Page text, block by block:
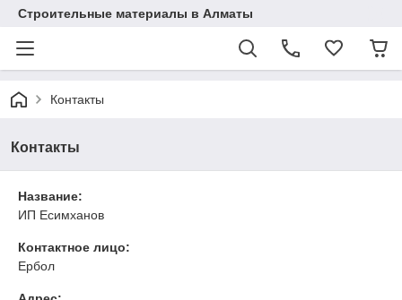
Строительные материалы в Алматы
Контакты
Контакты
Название:
ИП Есимxанов
Контактное лицо:
Ербол